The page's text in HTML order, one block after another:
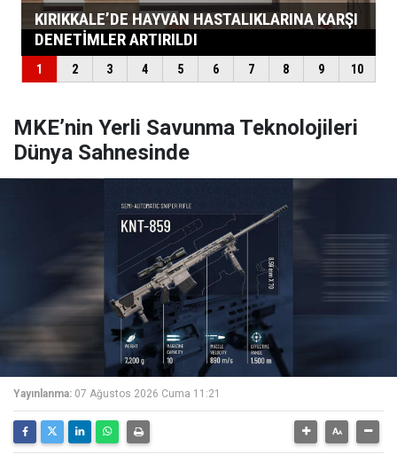
MKE’nin Yerli Savunma Teknolojileri
Dünya Sahnesinde
Yayınlanma: 07 Ağustos 2026 Cuma 11:21